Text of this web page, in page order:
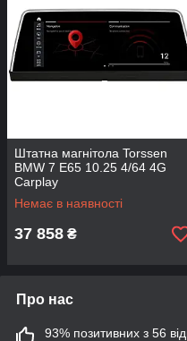
Штатна магнітола Torssen
BMW 7 E65 10.25 4/64 4G
Carplay
Немає в наявності
37 858 ₴
Про нас
93% позитивних з 56